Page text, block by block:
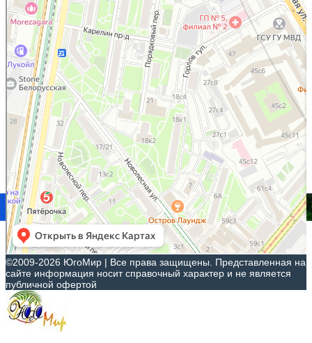
©2009-2026 ЮгоМир | Все права защищены. Представленная на
сайте информация носит справочный характер и не является
публичной офертой